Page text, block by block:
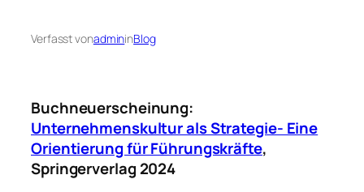
Verfasst vonadmininBlog
Buchneuerscheinung:
Unternehmenskultur als Strategie- Eine
Orientierung für Führungskräfte,
Springerverlag 2024